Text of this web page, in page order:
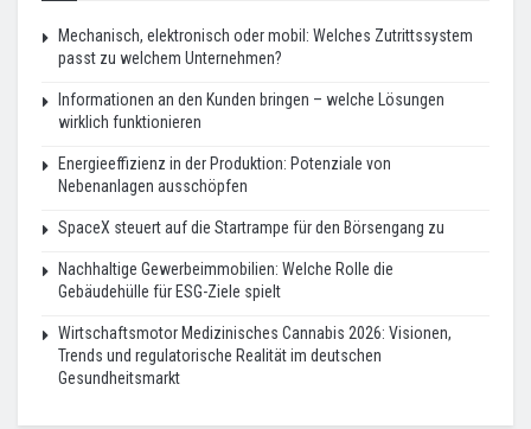
Mechanisch, elektronisch oder mobil: Welches Zutrittssystem
passt zu welchem Unternehmen?
Informationen an den Kunden bringen – welche Lösungen
wirklich funktionieren
Energieeffizienz in der Produktion: Potenziale von
Nebenanlagen ausschöpfen
SpaceX steuert auf die Startrampe für den Börsengang zu
Nachhaltige Gewerbeimmobilien: Welche Rolle die
Gebäudehülle für ESG-Ziele spielt
Wirtschaftsmotor Medizinisches Cannabis 2026: Visionen,
Trends und regulatorische Realität im deutschen
Gesundheitsmarkt